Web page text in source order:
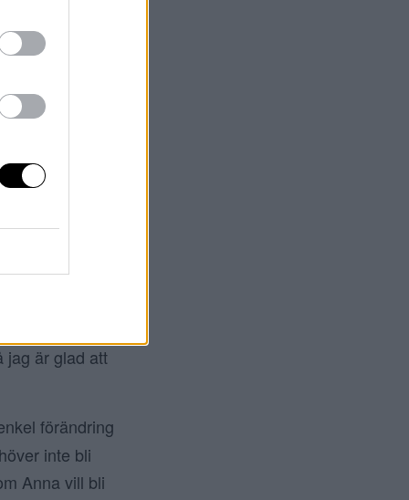
jag är glad att
förändring
inte bli
Anna vill bli